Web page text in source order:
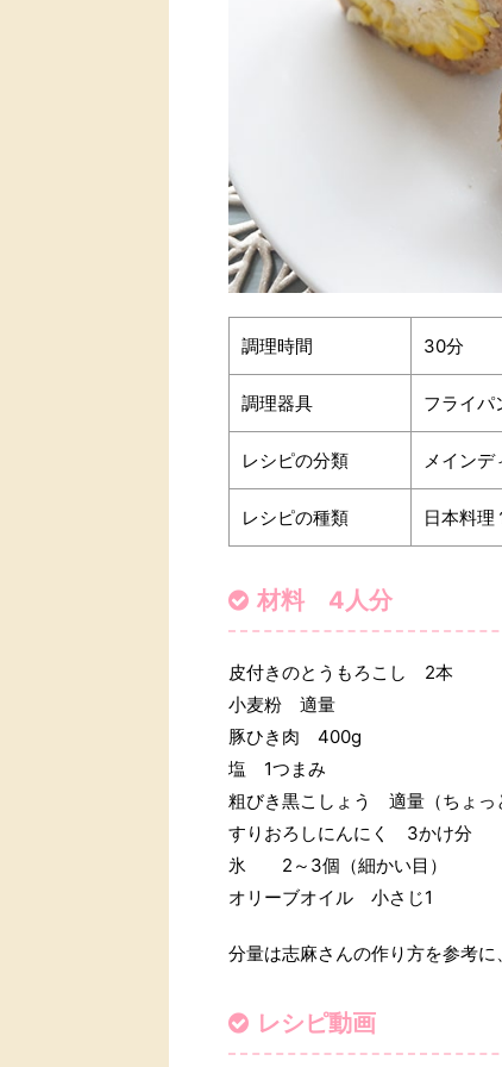
調理時間 30分
調理器具 フライパ
レシピの分類 メインデ
レシピの種類 日本料理
材料 4人分
皮付きのとうもろこし 2本
小麦粉 適量
豚ひき肉 400g
塩 1つまみ
粗びき黒こしょう 適量（ちょっ
すりおろしにんにく 3かけ分
氷 2～3個（細かい目）
オリーブオイル 小さじ1
分量は志麻さんの作り方を参考に
レシピ動画